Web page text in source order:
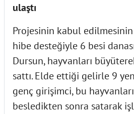
ulaştı
Projesinin kabul edilmesinin
hibe desteğiyle 6 besi
Dursun, hayvanları
sattı. Elde ettiği gelirle 9
genç girişimci, bu
besledikten sonra satarak